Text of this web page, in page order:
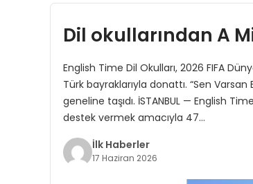
Dil okullarından A
English Time Dil Okulları, 2026 FIFA
Türk bayraklarıyla donattı. “Sen
geneline taşıdı. İSTANBUL — English
destek vermek amacıyla 47…
İlk Haberler
17 Haziran 2026